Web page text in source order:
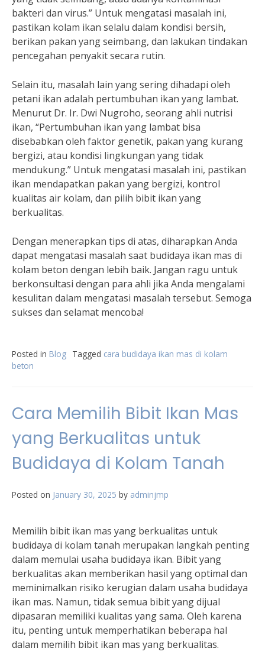
bakteri dan virus.” Untuk mengatasi masalah ini,
pastikan kolam ikan selalu dalam kondisi bersih,
berikan pakan yang seimbang, dan lakukan tindakan
pencegahan penyakit secara rutin.
Selain itu, masalah lain yang sering dihadapi oleh
petani ikan adalah pertumbuhan ikan yang lambat.
Menurut Dr. Ir. Dwi Nugroho, seorang ahli nutrisi
ikan, “Pertumbuhan ikan yang lambat bisa
disebabkan oleh faktor genetik, pakan yang kurang
bergizi, atau kondisi lingkungan yang tidak
mendukung.” Untuk mengatasi masalah ini, pastikan
ikan mendapatkan pakan yang bergizi, kontrol
kualitas air kolam, dan pilih bibit ikan yang
berkualitas.
Dengan menerapkan tips di atas, diharapkan Anda
dapat mengatasi masalah saat budidaya ikan mas di
kolam beton dengan lebih baik. Jangan ragu untuk
berkonsultasi dengan para ahli jika Anda mengalami
kesulitan dalam mengatasi masalah tersebut. Semoga
sukses dan selamat mencoba!
Posted in Blog Tagged cara budidaya ikan mas di kolam
beton
Cara Memilih Bibit Ikan Mas
yang Berkualitas untuk
Budidaya di Kolam Tanah
Posted on January 30, 2025 by adminjmp
Memilih bibit ikan mas yang berkualitas untuk
budidaya di kolam tanah merupakan langkah penting
dalam memulai usaha budidaya ikan. Bibit yang
berkualitas akan memberikan hasil yang optimal dan
meminimalkan risiko kerugian dalam usaha budidaya
ikan mas. Namun, tidak semua bibit yang dijual
dipasaran memiliki kualitas yang sama. Oleh karena
itu, penting untuk memperhatikan beberapa hal
dalam memilih bibit ikan mas yang berkualitas.